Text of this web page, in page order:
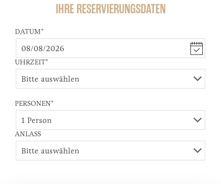
IHRE RESERVIERUNGSDATEN
DATUM*
UHRZEIT*
PERSONEN*
ANLASS